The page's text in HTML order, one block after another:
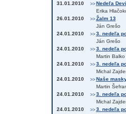
31.01.2010
>> Nedeľa
Erika
26.01.2010
>> Žalm 13
Ján Grešo
24.01.2010
>> 3. nedeľa
Ján Grešo
24.01.2010
>> 3. nedeľa
Martin Balko
24.01.2010
>> 3. nedeľa
Michal
24.01.2010
>> Naše
Martin
24.01.2010
>> 3. nedeľa
Michal
24.01.2010
>> 3. nedeľa